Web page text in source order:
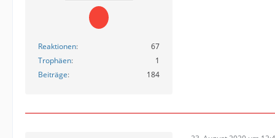
Reaktionen
67
Trophäen
1
Beiträge
184